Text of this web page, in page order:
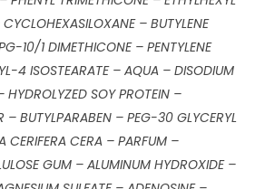
– BUTYLENE
10/1 DIMETHICONE – PENTYLENE
4 ISOSTEARATE – AQUA – DISODIUM
HYDROLYZED SOY PROTEIN –
– BUTYLPARABEN – PEG-30 GLYCERYL
CERIFERA CERA – PARFUM –
GUM – ALUMINUM HYDROXIDE –